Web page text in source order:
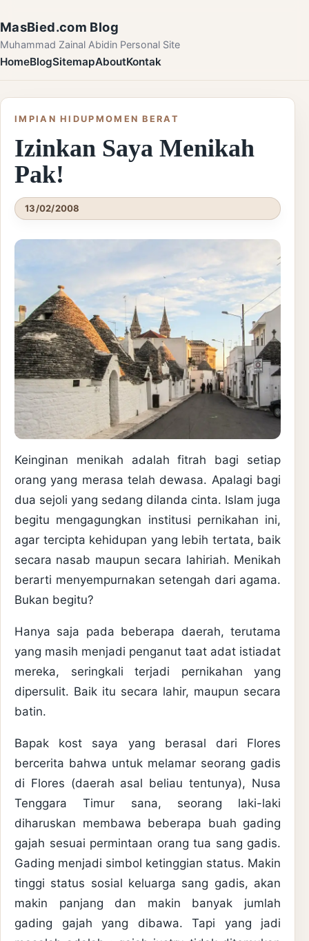
MasBied.com Blog
Muhammad Zainal Abidin Personal Site
HomeBlogSitemapAboutKontak
IMPIAN HIDUP MOMEN BERAT
Izinkan Saya Menikah
Pak!
13/02/2008
Keinginan menikah adalah fitrah bagi setiap
orang yang merasa telah dewasa. Apalagi bagi
dua sejoli yang sedang dilanda cinta. Islam juga
begitu mengagungkan institusi pernikahan ini,
agar tercipta kehidupan yang lebih tertata, baik
secara nasab maupun secara lahiriah. Menikah
berarti menyempurnakan setengah dari agama.
Bukan begitu?
Hanya saja pada beberapa daerah, terutama
yang masih menjadi penganut taat adat istiadat
mereka, seringkali terjadi pernikahan yang
dipersulit. Baik itu secara lahir, maupun secara
batin.
Bapak kost saya yang berasal dari Flores
bercerita bahwa untuk melamar seorang gadis
di Flores (daerah asal beliau tentunya), Nusa
Tenggara Timur sana, seorang laki-laki
diharuskan membawa beberapa buah gading
gajah sesuai permintaan orang tua sang gadis.
Gading menjadi simbol ketinggian status. Makin
tinggi status sosial keluarga sang gadis, akan
makin panjang dan makin banyak jumlah
gading gajah yang dibawa. Tapi yang jadi